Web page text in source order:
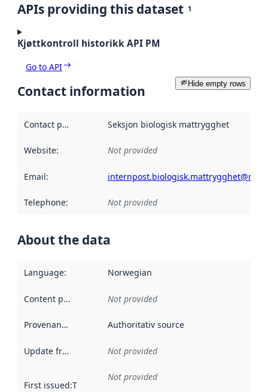
APIs providing this dataset 1
Kjøttkontroll historikk API PM
Go to API
Hide empty rows
Contact information
Contact point Seksjon biologisk mattrygghet
Website: Not provided
Email:
Telephone: Not provided
About the data
Language: Norwegian
Content providers Not provided
Provenance Authoritativ source
Update frequency Not provided
First issued:This date indicates when the data in this
Not provided